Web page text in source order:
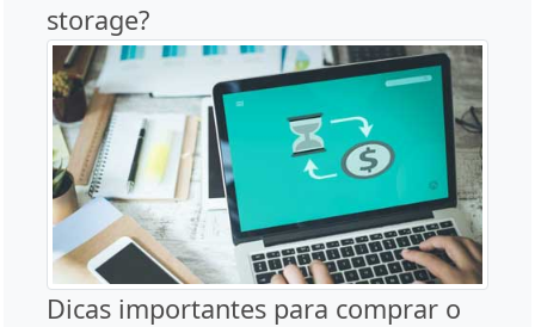
storage?
Dicas importantes para comprar o